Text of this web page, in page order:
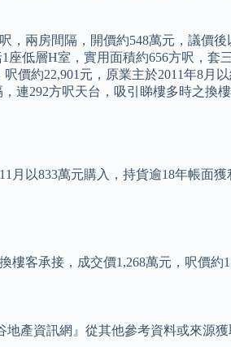
兩房間隔，開價約548萬元，議價後
低層H室，實用面積約656方呎，套
價約22,901元，原業主於2011年8月
連292方呎天台，吸引睇樓多時之換
以833萬元購入，持貨逾18年帳面獲
客承接，成交價1,268萬元，呎價約
產資訊網』從其他參考資料或來源獲